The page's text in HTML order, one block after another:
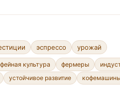
эспрессо урожай
культура фермеры
устойчивое развитие